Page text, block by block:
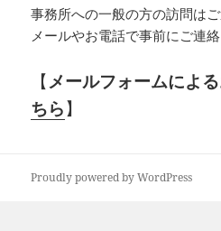
事務所への一般の方の訪問は
メールやお電話で事前にご連絡
【メールフォームによ
ちら】
Proudly powered by WordPress